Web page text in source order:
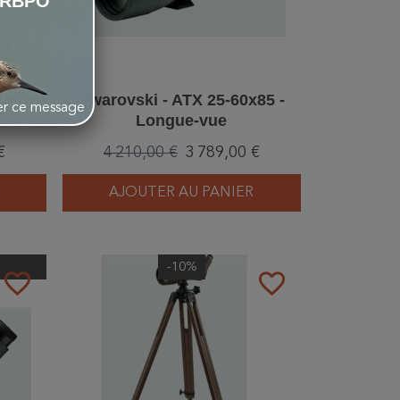
-
Swarovski - ATX 25-60x85 -
Longue-vue
4 210,00 € 3 789,00 €
AJOUTER AU PANIER
favorite_border favorite_border
-10%
ce message